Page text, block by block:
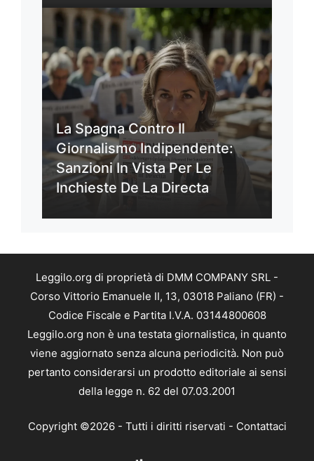
La Spagna Contro Il
Giornalismo Indipendente:
Sanzioni In Vista Per Le
Inchieste De La Directa
Leggilo.org di proprietà di DMM COMPANY SRL -
Corso Vittorio Emanuele II, 13, 03018 Paliano (FR) -
Codice Fiscale e Partita I.V.A. 03144800608
Leggilo.org non è una testata giornalistica, in quanto
viene aggiornato senza alcuna periodicità. Non può
pertanto considerarsi un prodotto editoriale ai sensi
della legge n. 62 del 07.03.2001
Copyright ©2026 - Tutti i diritti riservati - Contattaci